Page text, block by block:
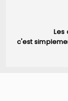
Les
c'est